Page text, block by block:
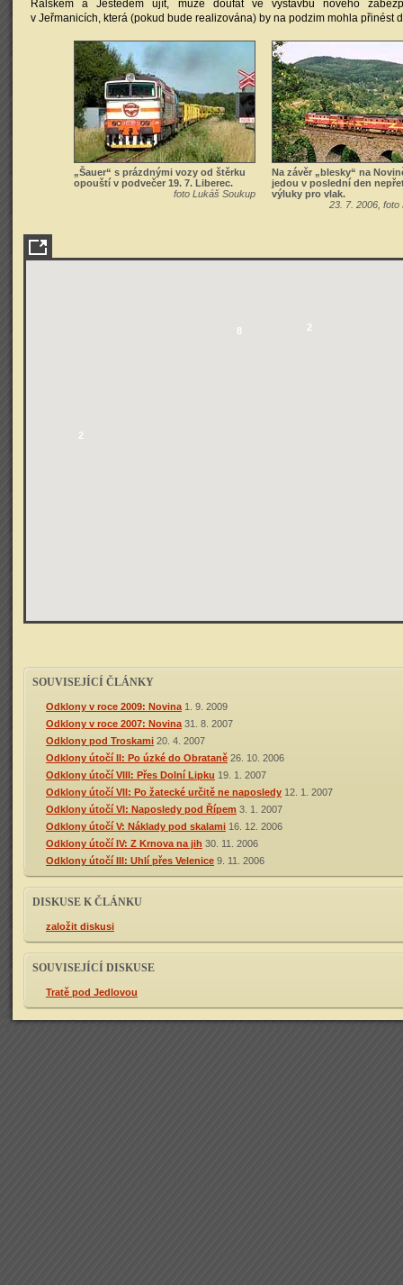
Ralskem a Ještědem ujít, může doufat ve výstavbu nového
v Jeřmanicích, která (pokud bude realizována) by na podzim mohla přinést
„Šauer“ s prázdnými vozy od štěrku
opouští v podvečer 19. 7. Liberec.
foto Lukáš Soukup
Na závěr „blesky“ na
jedou v poslední den
výluky pro vlak.
23. 7. 2006, foto
8
2
2
SOUVISEJÍCÍ ČLÁNKY
Odklony v roce 2009: Novina 1. 9. 2009
Odklony v roce 2007: Novina 31. 8. 2007
Odklony pod Troskami 20. 4. 2007
Odklony útočí II: Po úzké do Obrataně 26. 10. 2006
Odklony útočí VIII: Přes Dolní Lipku 19. 1. 2007
Odklony útočí VII: Po žatecké určitě ne naposledy 12. 1. 2007
Odklony útočí VI: Naposledy pod Řípem 3. 1. 2007
Odklony útočí V: Náklady pod skalami 16. 12. 2006
Odklony útočí IV: Z Krnova na jih 30. 11. 2006
Odklony útočí III: Uhlí přes Velenice 9. 11. 2006
DISKUSE K ČLÁNKU
založit diskusi
SOUVISEJÍCÍ DISKUSE
Tratě pod Jedlovou